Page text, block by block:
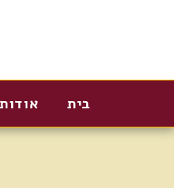
בית אודות